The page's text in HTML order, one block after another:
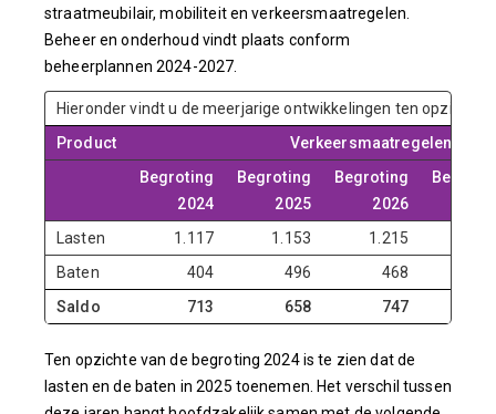
straatmeubilair, mobiliteit en verkeersmaatregelen.
Beheer en onderhoud vindt plaats conform
beheerplannen 2024-2027.
Hieronder vindt u de meerjarige ontwikkelingen ten opzichte
Product
Verkeersmaatregelen
Begroting
2024
Begroting
2025
Begroting
2026
Lasten
1.117 1.153 1.215
Baten
404 496 468
Saldo
713 658 747
Ten opzichte van de begroting 2024 is te zien dat de
lasten en de baten in 2025 toenemen. Het verschil tussen